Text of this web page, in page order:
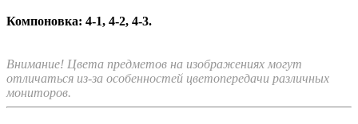
Компоновка: 4-1, 4-2, 4-3.
Внимание! Цвета предметов на изображениях могут
отличаться из-за особенностей цветопередачи различных
мониторов.